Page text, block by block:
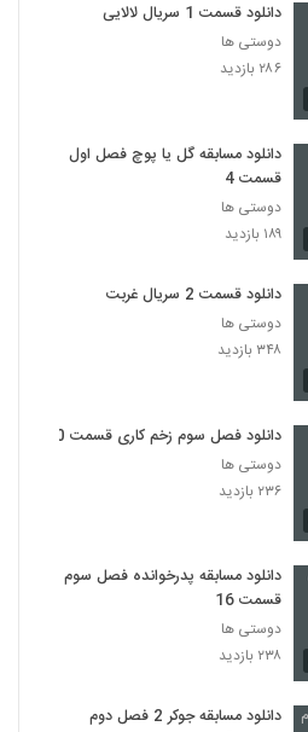
دانلود قسمت 1 سریال لالایی
دوستی ها
۲۸۶ بازدید
دانلود مسابقه گل یا پوچ فصل اول
قسمت 4
دوستی ها
۱۸۹ بازدید
دانلود قسمت 2 سریال غربت
دوستی ها
۳۴۸ بازدید
دانلود فصل سوم زخم کاری قسمت 10
دوستی ها
۲۳۶ بازدید
دانلود مسابقه پدرخوانده فصل سوم
قسمت 16
دوستی ها
۲۳۸ بازدید
دانلود مسابقه جوکر 2 فصل دوم